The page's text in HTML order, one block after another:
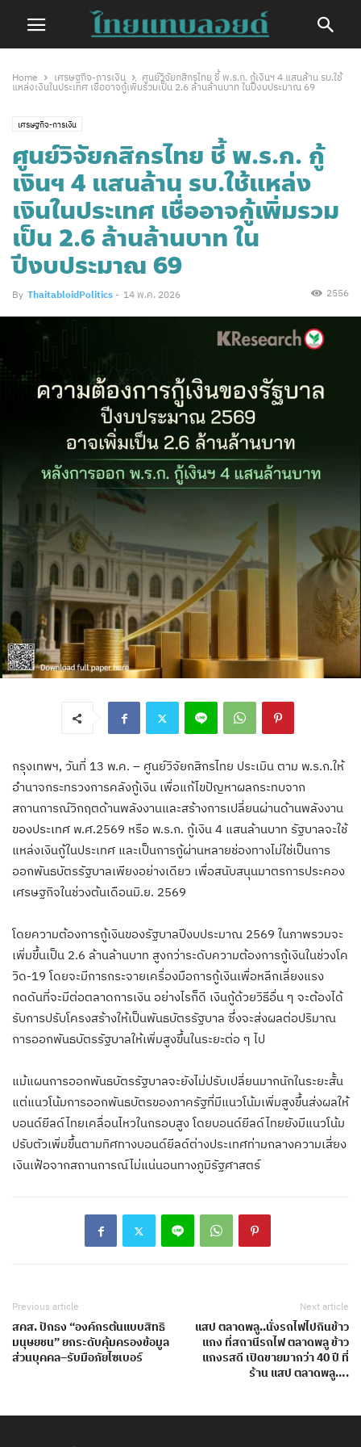
Home เศรษฐกิจ-การเงิน
ศูนย์วิจัยกสิกรไทย ชี้ พ.ร.ก. กู้เงินฯ 4 แสนล้าน รบ.ใช้
แหล่งเงินในประเทศ เชื่ออาจกู้เพิ่มรวมเป็น 2.6 ล้านล้านบาท ในปีงบประมาณ 69
เศรษฐกิจ-การเงิน
ศูนย์วิจัยกสิกรไทย ชี้ พ.ร.ก. กู้
เงินฯ 4 แสนล้าน รบ.ใช้แหล่ง
เงินในประเทศ เชื่ออาจกู้เพิ่มรวม
เป็น 2.6 ล้านล้านบาท ใน
ปีงบประมาณ 69
By ThaitabloidPolitics - 14 พ.ค. 2026 2556
กรุงเทพฯ, วันที่ 13 พ.ค. – ศูนย์วิจัยกสิกรไทย ประเมิน ตาม พ.ร.ก.ให้
อำนาจกระทรวงการคลังกู้เงิน เพื่อแก้ไขปัญหาผลกระทบจาก
สถานการณ์วิกฤตด้านพลังงานและสร้างการเปลี่ยนผ่านด้านพลังงาน
ของประเทศ พ.ศ.2569 หรือ พ.ร.ก. กู้เงิน 4 แสนล้านบาท รัฐบาลจะใช้
แหล่งเงินกู้ในประเทศ และเป็นการกู้ผ่านหลายช่องทางไม่ใช่เป็นการ
ออกพันธบัตรรัฐบาลเพียงอย่างเดียว เพื่อสนับสนุนมาตรการประคอง
เศรษฐกิจในช่วงต้นเดือนมิ.ย. 2569
โดยความต้องการกู้เงินของรัฐบาลปีงบประมาณ 2569 ในภาพรวมจะ
เพิ่มขึ้นเป็น 2.6 ล้านล้านบาท สูงกว่าระดับความต้องการกู้เงินในช่วงโค
วิด-19 โดยจะมีการกระจายเครื่องมือการกู้เงินเพื่อหลีกเลี่ยงแรง
กดดันที่จะมีต่อตลาดการเงิน อย่างไรก็ดี เงินกู้ด้วยวิธีอื่น ๆ จะต้องได้
รับการปรับโครงสร้างให้เป็นพันธบัตรรัฐบาล ซึ่งจะส่งผลต่อปริมาณ
การออกพันธบัตรรัฐบาลให้เพิ่มสูงขึ้นในระยะต่อ ๆ ไป
แม้แผนการออกพันธบัตรรัฐบาลจะยังไม่ปรับเปลี่ยนมากนักในระยะสั้น
แต่แนวโน้มการออกพันธบัตรของภาครัฐที่มีแนวโน้มเพิ่มสูงขึ้นส่งผลให้
บอนด์ยีลด์ไทยเคลื่อนไหวในกรอบสูง โดยบอนด์ยีลด์ไทยยังมีแนวโน้ม
ปรับตัวเพิ่มขึ้นตามทิศทางบอนด์ยีลด์ต่างประเทศท่ามกลางความเสี่ยง
เงินเฟ้อจากสถานการณ์ไม่แน่นอนทางภูมิรัฐศาสตร์
Previous article
สคส. ปักธง “องค์กรต้นแบบสิทธิ
มนุษยชน” ยกระดับคุ้มครองข้อมูล
ส่วนบุคคล–รับมือภัยไซเบอร์
Next article
แสป ตลาดพลู..นั่งรถไฟไปกินข้าว
แกง ที่สถานีรถไฟ ตลาดพลู ข้าว
แกงรสดี เปิดขายมากว่า 40 ปี ที่
ร้าน แสป ตลาดพลู….